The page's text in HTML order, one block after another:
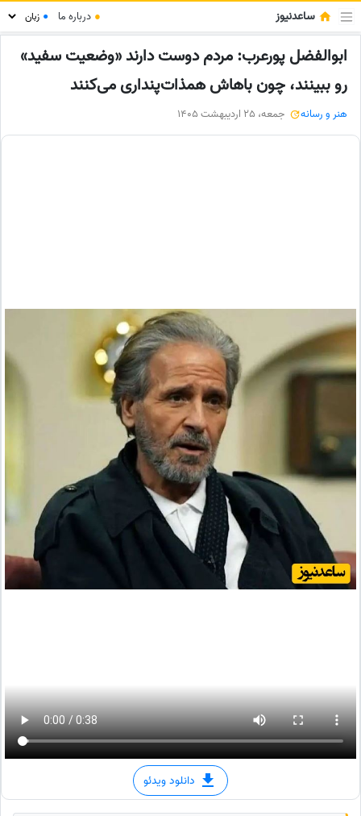
ساعدنیوز ● درباره ما ●
ابوالفضل پورعرب: مردم دوست دارند «وضعیت سفید»
رو ببینند، چون باهاش همذات‌پنداری می‌کنند
هنر و رسانه جمعه، 25 اردیبهشت 1405
دانلود ویدئو